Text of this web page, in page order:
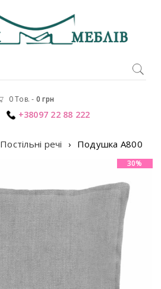
0 Тов. - 0грн
+38097 22 88 222
Постільні речі › Подушка A800
30%